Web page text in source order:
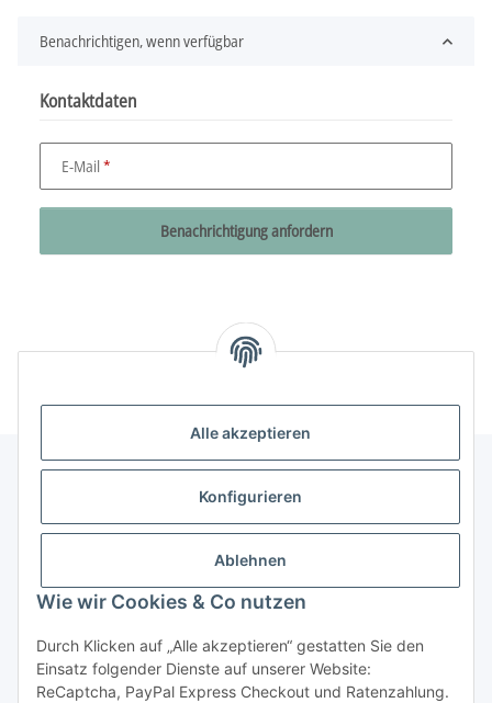
Alle akzeptieren
Konfigurieren
Ablehnen
Wie wir Cookies & Co nutzen
Durch Klicken auf „Alle akzeptieren“ gestatten Sie den
Einsatz folgender Dienste auf unserer Website:
ReCaptcha, PayPal Express Checkout und Ratenzahlung.
Benachrichtigen, wenn verfügbar
Kontaktdaten
E-Mail
Benachrichtigung anfordern
Informationen
Gesetzliche Informationen
Vertrag widerrufen